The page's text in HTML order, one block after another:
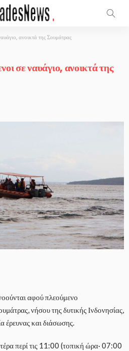
ανοικτά της Σουμάτρας
σε ναυάγιο, ανοικτά της
αφού πλεούμενο
νήσου της δυτικής Ινδονησίας,
έρευνας και διάσωσης.
περί τις 11:00 (τοπική ώρα· 07:00